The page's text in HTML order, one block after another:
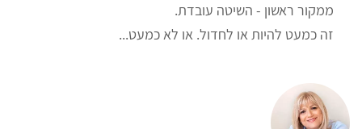
ממקור ראשון - השיטה עובדת.
זה כמעט להיות או לחדול. או לא כמעט...